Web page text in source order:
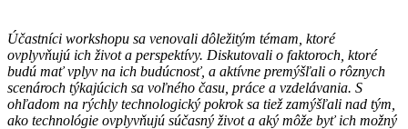
Účastníci workshopu sa venovali dôležitým témam, ktoré
ovplyvňujú ich život a perspektívy. Diskutovali o faktoroch, ktoré
budú mať vplyv na ich budúcnosť, a aktívne premýšľali o rôznych
scenároch týkajúcich sa voľného času, práce a vzdelávania. S
ohľadom na rýchly technologický pokrok sa tiež zamýšľali nad tým,
ako technológie ovplyvňujú súčasný život a aký môže byť ich možný